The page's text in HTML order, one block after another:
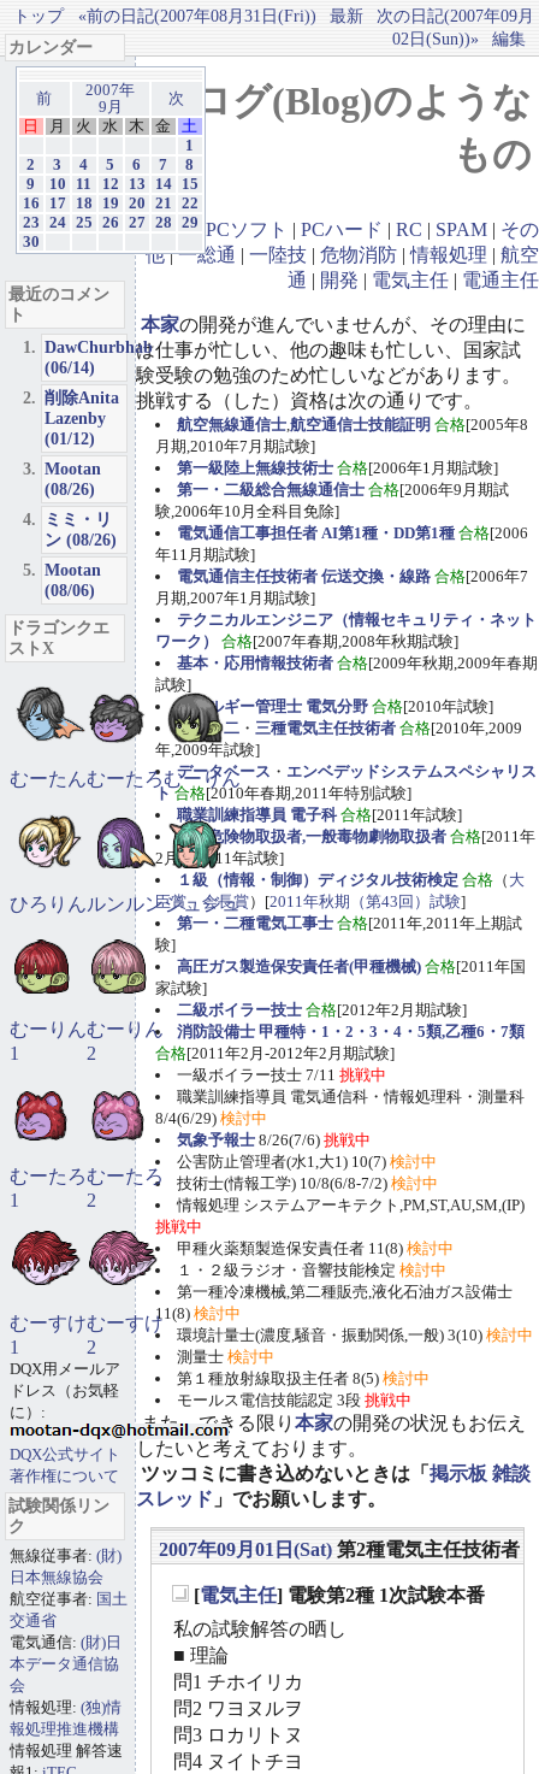
トップ «前の日記(2007年08月31日(Fri)) 最新
次の日記(2007年09月
02日(Sun))»
編集
ブログ(Blog)のような
もの
GBA| PCソフト | PCハード | RC | SPAM | その
他|一総通 | 一陸技 | 危物消防 |情報処理 | 航空
通 | 開発 | 電気主任 | 電通主任
本家の開発が進んでいませんが、その理由に
は仕事が忙しい、他の趣味も忙しい、国家試
験受験の勉強のため忙しいなどがあります。
挑戦する（した）資格は次の通りです。
航空無線通信士,航空通信士技能証明 合格[2005年8
月期,2010年7月期試験]
第一級陸上無線技術士 合格[2006年1月期試験]
第一・二級総合無線通信士 合格[2006年9月期試
験,2006年10月全科目免除]
電気通信工事担任者 AI第1種・DD第1種 合格[2006
年11月期試験]
電気通信主任技術者 伝送交換・線路 合格[2006年7
月期,2007年1月期試験]
テクニカルエンジニア（情報セキュリティ・ネット
ワーク）
合格[2007年春期,2008年秋期試験]
基本・応用情報技術者 合格[2009年秋期,2009年春期
試験]
エネルギー管理士 電気分野 合格[2010年試験]
第一・二 ・ 三種電気主任技術者 合格[2010年,2009
年,2009年試験]
データベース ・ エンベデッドシステムスペシャリス
ト 合格[2010年春期,2011年特別試験]
職業訓練指導員 電子科 合格[2011年試験]
甲種危険物取扱者,一般毒物劇物取扱者 合格[2011年
2月期,2011年試験]
１級（情報・制御）ディジタル技術検定 合格 （ 大
臣賞、会長賞）[2011年秋期（第43回）試験]
第一・二種電気工事士 合格[2011年,2011年上期試
験]
高圧ガス製造保安責任者(甲種機械) 合格[2011年国
家試験]
二級ボイラー技士 合格[2012年2月期試験]
消防設備士 甲種特・1・2・3・4・5類,乙種6・7類
合格[2011年2月-2012年2月期試験]
一級ボイラー技士 7/11 挑戦中
職業訓練指導員 電気通信科・情報処理科・測量科
8/4(6/29) 検討中
気象予報士 8/26(7/6) 挑戦中
公害防止管理者(水1,大1) 10(7) 検討中
技術士(情報工学) 10/8(6/8-7/2) 検討中
情報処理 システムアーキテクト,PM,ST,AU,SM,(IP)
挑戦中
甲種火薬類製造保安責任者 11(8) 検討中
１・２級ラジオ・音響技能検定 検討中
第一種冷凍機械,第二種販売,液化石油ガス設備士
11(8) 検討中
環境計量士(濃度,騒音・振動関係,一般) 3(10) 検討中
測量士 検討中
第１種放射線取扱主任者 8(5) 検討中
モールス電信技能認定 3段 挑戦中
また、できる限り 本家の開発の状況もお伝え
したいと考えております。
ツッコミに書き込めないときは「 掲示板 雑談
スレッド 」でお願いします。
2007年09月01日(Sat) 第2種電気主任技術者
[電気主任] 電験第2種 1次試験本番
私の試験解答の晒し
■ 理論
問1 チホイリカ
問2 ワヨヌルヲ
問3 ロカリトヌ
問4 ヌイトチヨ
カレンダー
前
2007年
9月
次
日
月 火 水 木 金
土
1
2
3 4 5 6 7
8
9
10 11 12 13 14
15
16
17 18 19 20 21
22
23
24 25 26 27 28
29
30
最近のコメン
ト
DawChurbhab
(06/14)
削除Anita
Lazenby
(01/12)
Mootan
(08/26)
ミミ・リ
ン (08/26)
Mootan
(08/06)
ドラゴンクエ
ストX
むーたんむーたろむーりん
ひろりんルンルンジュジュ
むーりん
1
むーりん
2
むーたろ
1
むーたろ
2
むーすけ
1
むーすけ
2
DQX用メールア
ドレス（お気軽
に）:
DQX公式サイト
著作権について
試験関係リン
ク
無線従事者: (財)
日本無線協会
航空従事者: 国土
交通省
電気通信: (財)日
本データ通信協
会
情報処理: (独)情
報処理推進機構
情報処理 解答速